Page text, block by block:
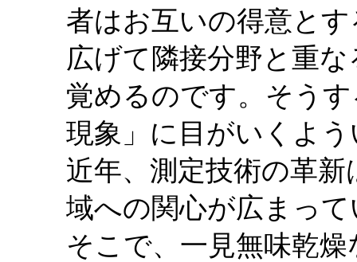
者はお互いの得意と
広げて隣接分野と重
覚めるのです。そう
現象」に目がいくよ
近年、測定技術の革
域への関心が広まっ
そこで、一見無味乾